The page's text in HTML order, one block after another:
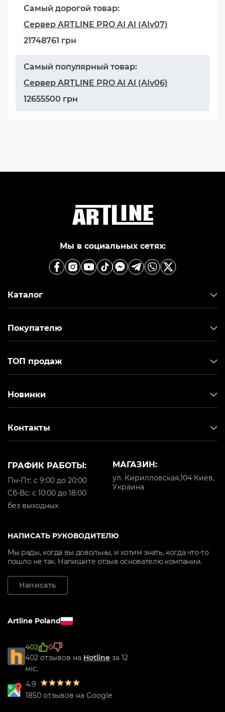
Самый дорогой товар:
Сервер ARTLINE PRO AI AI (AIv07)
21748761 грн
Самый популярный товар:
Сервер ARTLINE PRO AI AI (AIv06)
12655500 грн
Мы в социальных сетях:
Каталог
Покупателю
ТОП продаж
Новинки
Контакты
МАГАЗИН:
ул. Кирилловская,104 Киев,
Украина
ГРАФИК РАБОТЫ:
Пн-Пт: с 9:00 до 20:00
Cб-Вс: с 10:00 до 18:00
без выходных
НАПИСАТЬ РУКОВОДИТЕЛЮ
Мы рады, когда вы довольны, и хотим знать, когда что-то
пошло не так. Напишите отзыв основателю компании.
Написать
Artline Poland
402
0
402 отзывов на Hotline за 12
міс.
4.9
1850 отзывов на Google